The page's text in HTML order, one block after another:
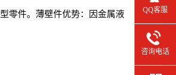
零件。薄壁件优势：因金属液 QQ客服
咨询电话